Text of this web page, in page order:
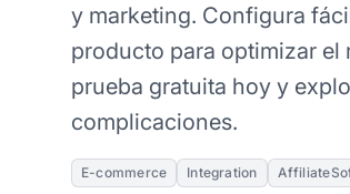
y marketing. Configura
producto para optimizar el
prueba gratuita hoy y
complicaciones.
E-commerce Integration